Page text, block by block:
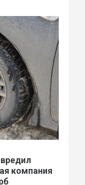
компания